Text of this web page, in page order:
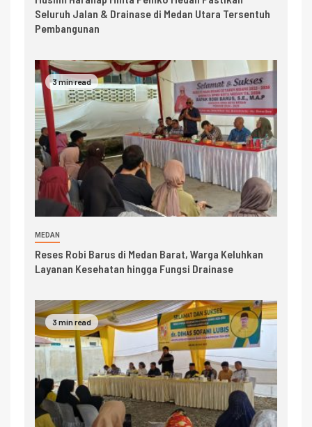
Seluruh Jalan & Drainase di Medan Utara Tersentuh
Pembangunan
3 min read
MEDAN
Reses Robi Barus di Medan Barat, Warga Keluhkan
Layanan Kesehatan hingga Fungsi Drainase
3 min read